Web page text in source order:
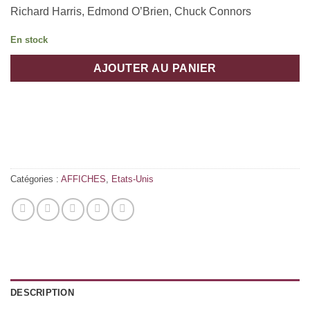
Richard Harris, Edmond O’Brien, Chuck Connors
En stock
AJOUTER AU PANIER
Catégories : AFFICHES Etats-Unis
DESCRIPTION